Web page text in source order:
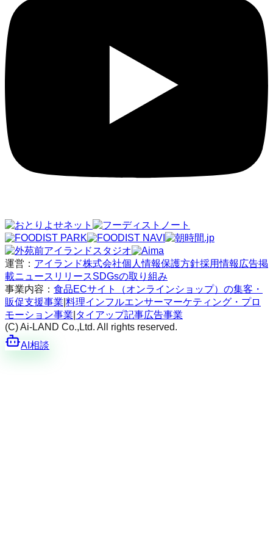
運営： アイランド株式会社個人情報保護方針採用情報 広告掲
載ニュースリリースSDGsの取り組み
事業内容： 食品ECサイト（オンラインショップ）の集客・
販促支援事業 料理インフルエンサーマーケティング・プロ
モーション事業 タイアップ記事広告事業
(C) Ai-LAND Co.,Ltd. All rights reserved.
AI相談